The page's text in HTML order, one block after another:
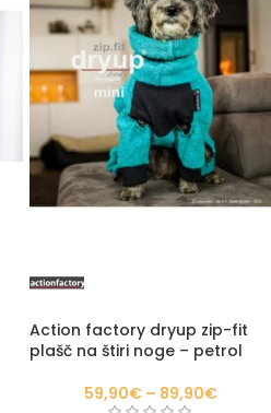
Action factory dryup zip-fit
plašč na štiri noge – petrol
59,90€ – 89,90€